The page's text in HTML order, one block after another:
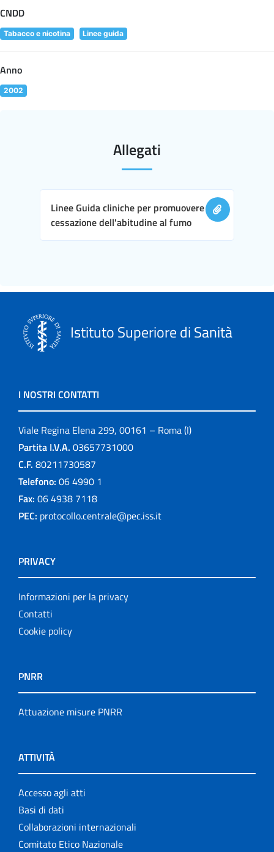
CNDD
Tabacco e nicotina Linee guida
Anno
2002
Allegati
Linee Guida cliniche per promuovere la
cessazione dell'abitudine al fumo
Istituto Superiore di Sanità
I NOSTRI CONTATTI
Viale Regina Elena 299, 00161 – Roma (I)
Partita I.V.A. 03657731000
C.F. 80211730587
Telefono: 06 4990 1
Fax: 06 4938 7118
PEC: protocollo.centrale@pec.iss.it
PRIVACY
Informazioni per la privacy
Contatti
Cookie policy
PNRR
Attuazione misure PNRR
ATTIVITÀ
Accesso agli atti
Basi di dati
Collaborazioni internazionali
Comitato Etico Nazionale